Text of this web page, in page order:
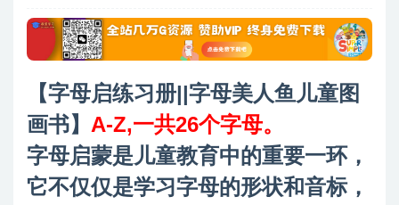
【字母启练习册||字母美人鱼儿童图
画书】 A-Z,一共26个字母。
字母启蒙是儿童教育中的重要一环，
它不仅仅是学习字母的形状和音标，